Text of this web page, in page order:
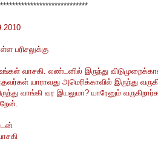
பரிசலுக்கு
வாசகி. லண்டனில் இருந்து
யாராவது அமெரிக்காவில் இருந்து
வாங்கி வர இயலுமா? யாரேனும்